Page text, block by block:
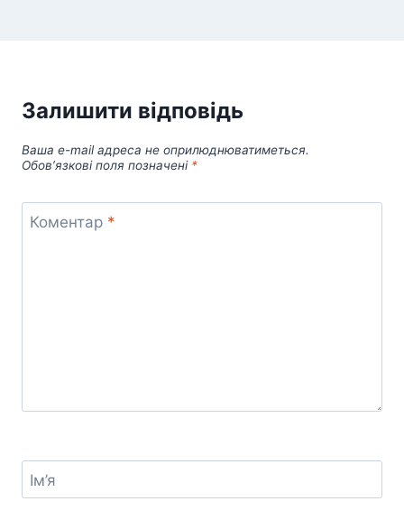
Залишити відповідь
Ваша e-mail адреса не оприлюднюватиметься.
Обов’язкові поля позначені *
Коментар *
Ім’я